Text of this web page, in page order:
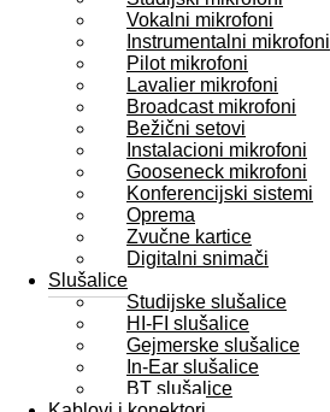
Vokalni mikrofoni
Instrumentalni mikrofoni
Pilot mikrofoni
Lavalier mikrofoni
Broadcast mikrofoni
Bežični setovi
Instalacioni mikrofoni
Gooseneck mikrofoni
Konferencijski sistemi
Oprema
Zvučne kartice
Digitalni snimači
Slušalice
Studijske slušalice
HI-FI slušalice
Gejmerske slušalice
In-Ear slušalice
BT slušalice